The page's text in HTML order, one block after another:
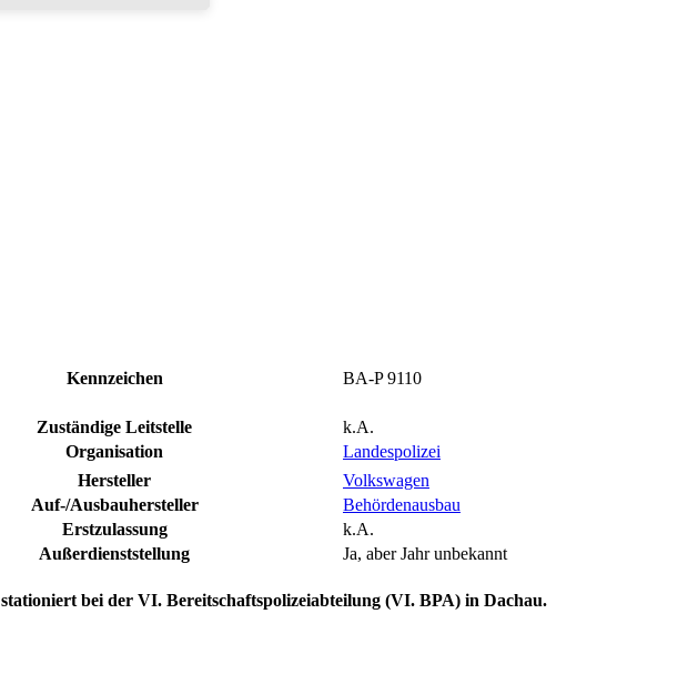
Kennzeichen
BA-P 9110
Zuständige Leitstelle
k.A.
Organisation
Landespolizei
Hersteller
Volkswagen
Auf-/Ausbauhersteller
Behördenausbau
Erstzulassung
k.A.
Außerdienststellung Ja, aber Jahr unbekannt
stationiert bei der VI. Bereitschaftspolizeiabteilung (VI. BPA) in Dachau.